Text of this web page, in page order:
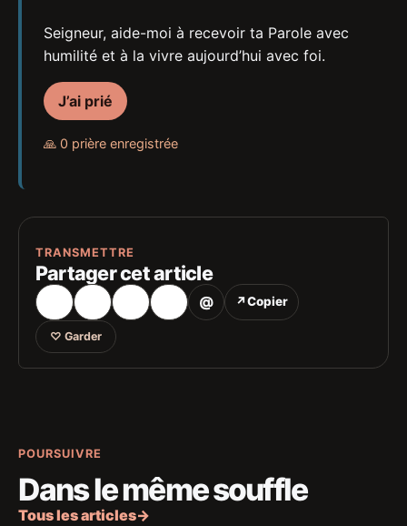
Seigneur, aide-moi à recevoir ta Parole avec
humilité et à la vivre aujourd’hui avec foi.
J’ai prié
🙏 0 prière enregistrée
TRANSMETTRE
Partager cet article
@ ↗Copier
♡ Garder
POURSUIVRE
Dans le même souffle
Tous les articles→